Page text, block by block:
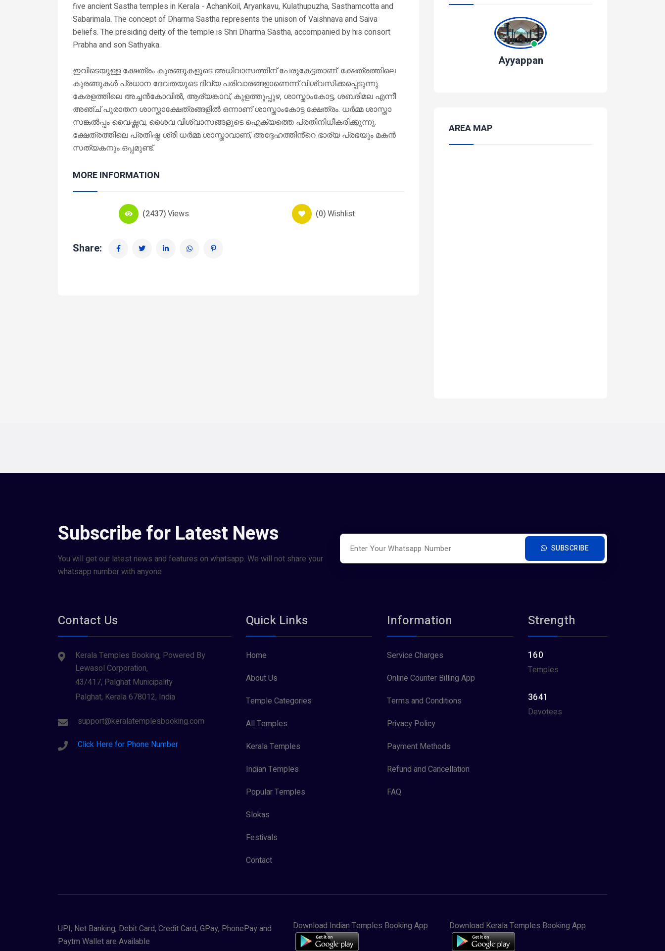
five ancient Sastha temples in Kerala - AchanKoil, Aryankavu, Kulathupuzha, Sasthamcotta and
Sabarimala. The concept of Dharma Sastha represents the unison of Vaishnava and Saiva
beliefs. The presiding deity of the temple is Shri Dharma Sastha, accompanied by his consort
Prabha and son Sathyaka.
ഇവിടെയുള്ള ക്ഷേത്രം കുരങ്ങുകളുടെ അധിവാസത്തിന് പേരുകേട്ടതാണ്. ക്ഷേത്രത്തിലെ
കുരങ്ങുകൾ പ്രധാന ദേവതയുടെ ദിവ്യ പരിവാരങ്ങളാണെന്ന് വിശ്വസിക്കപ്പെടുന്നു.
കേരളത്തിലെ അച്ചൻകോവിൽ, ആര്യങ്കാവ്, കുളത്തൂപ്പുഴ, ശാസ്താംകോട്ട, ശബരിമല എന്നീ
അഞ്ച് പുരാതന ശാസ്താക്ഷേത്രങ്ങളിൽ ഒന്നാണ് ശാസ്താംകോട്ട ക്ഷേത്രം. ധർമ്മ ശാസ്താ
സങ്കൽപ്പം വൈഷ്ണവ, ശൈവ വിശ്വാസങ്ങളുടെ ഐക്യത്തെ പ്രതിനിധീകരിക്കുന്നു.
ക്ഷേത്രത്തിലെ പ്രതിഷ്ഠ ശ്രീ ധർമ്മ ശാസ്താവാണ്, അദ്ദേഹത്തിൻ്റെ ഭാര്യ പ്രഭയും മകൻ
സത്യകനും ഒപ്പമുണ്ട്.
MORE INFORMATION
(2437)Views (0)Wishlist
Share:
Ayyappan
AREA MAP
Subscribe for Latest News
You will get our latest news and features on whatsapp. We will not share your
whatsapp number with anyone
SUBSCRIBE
Contact Us
Kerala Temples Booking, Powered By
Lewasol Corporation,
43/417, Palghat Municipality
Palghat, Kerala 678012, India
support@keralatemplesbooking.com
Click Here for Phone Number
Quick Links
Home
About Us
Temple Categories
All Temples
Kerala Temples
Indian Temples
Popular Temples
Slokas
Festivals
Contact
Information
Service Charges
Online Counter Billing App
Terms and Conditions
Privacy Policy
Payment Methods
Refund and Cancellation
FAQ
Strength
160
Temples
3641
Devotees
UPI, Net Banking, Debit Card, Credit Card, GPay, PhonePay and
Paytm Wallet are Available
Download Indian Temples Booking App Download Kerala Temples Booking App